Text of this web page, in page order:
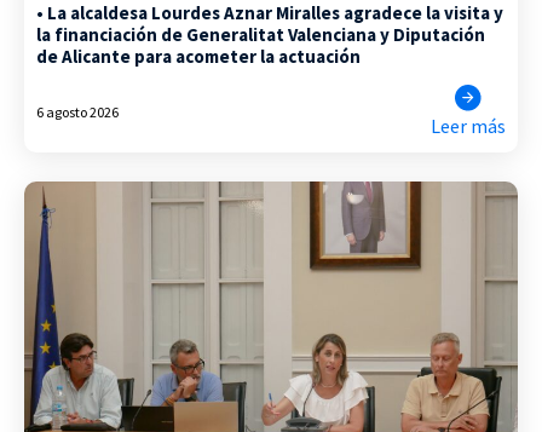
• La alcaldesa Lourdes Aznar Miralles agradece la visita y
la financiación de Generalitat Valenciana y Diputación
de Alicante para acometer la actuación
6 agosto 2026
Leer más